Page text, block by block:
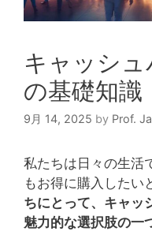
キャッシ
の基礎知識
9月 14, 2025 by Prof.
私たちは日々の生活
もお得に購入したい
ちにとって、キャッ
魅力的な選択肢の一